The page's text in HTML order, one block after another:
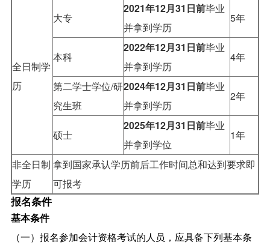
全日制学
历
大专
2021年12月31日前毕业
并拿到学历
5年
本科
2022年12月31日前毕业
并拿到学历
4年
第二学士学位/研
究生班
2024年12月31日前毕业
并拿到学历
2年
硕士
2025年12月31日前毕业
并拿到学位
1年
非全日制
学历
拿到国家承认学历前后工作时间总和达到要求即
可报考
报名条件
基本条件
（一）报名参加会计资格考试的人员，应具备下列基本条